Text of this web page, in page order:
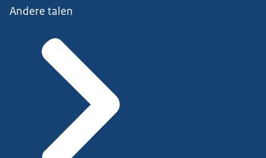
Andere talen